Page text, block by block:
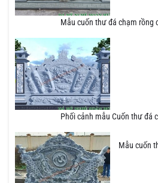
Mẫu cuốn thư đá chạm rồng
Phối cảnh mẫu Cuốn thư đá
Mẫu cuốn